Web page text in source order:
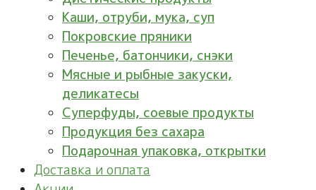
Каши, отруби, мука, суп
Покровские пряники
Печенье, батончики, снэки
Мясные и рыбные закуски,
деликатесы
Суперфуды, соевые продукты
Продукция без сахара
Подарочная упаковка, открытки
Доставка и оплата